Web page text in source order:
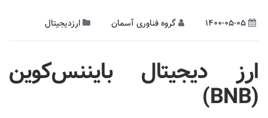
1400-05-05 گروه فناوری آسمان ارزدیجیتال
ارز دیجیتال بایننس‌کوین
(
BNB
)